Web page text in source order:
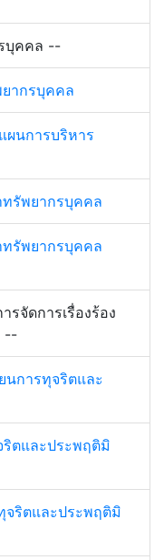
บุคคล --
ากรบุคคล
ผนการบริหาร
รัพยากรบุคคล
รัพยากรบุคคล
รจัดการเรื่องร้อง
--
นการทุจริตและ
ริตและประพฤติมิ
จริตและประพฤติมิ